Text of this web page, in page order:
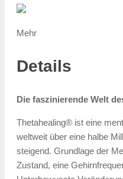
Mehr
Details
Die faszinierende Welt
Thetahealing® ist eine
weltweit über eine halbe
steigend. Grundlage der
Zustand, eine